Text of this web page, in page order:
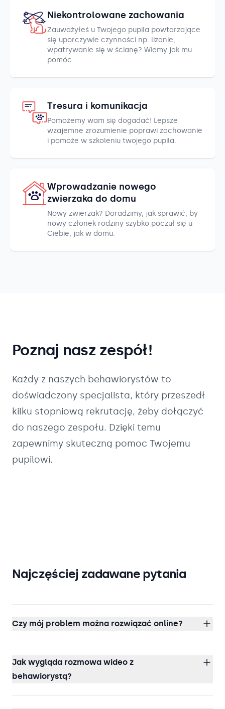
Niekontrolowane zachowania
Zauważyłeś u Twojego pupila powtarzające
się uporczywie czynności np. lizanie,
wpatrywanie się w ścianę? Wiemy jak mu
pomóc.
Tresura i komunikacja
Pomożemy wam się dogadać! Lepsze
wzajemne zrozumienie poprawi zachowanie
i pomoże w szkoleniu twojego pupila.
Wprowadzanie nowego
zwierzaka do domu
Nowy zwierzak? Doradzimy, jak sprawić, by
nowy członek rodziny szybko poczuł się u
Ciebie, jak w domu.
Poznaj nasz zespół!
Każdy z naszych behawiorystów to
doświadczony specjalista, który przeszedł
kilku stopniową rekrutację, żeby dołączyć
do naszego zespołu. Dzięki temu
zapewnimy skuteczną pomoc Twojemu
pupilowi.
Najczęściej zadawane pytania
Czy mój problem można rozwiązać online?
Jak wygląda rozmowa wideo z
behawiorystą?